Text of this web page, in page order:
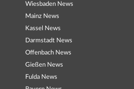
Wiesbaden News
Mainz News
Kassel News
Darmstadt News
Offenbach News
Gießen News
Fulda News